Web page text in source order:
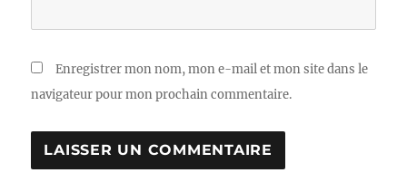
Enregistrer mon nom, mon e-mail et mon site dans le
navigateur pour mon prochain commentaire.